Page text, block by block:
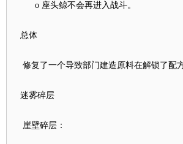
o 座头鲸不会再进入战斗。
总体
修复了一个导致部门建造原料在解锁了配
迷雾碎层
崖壁碎层：